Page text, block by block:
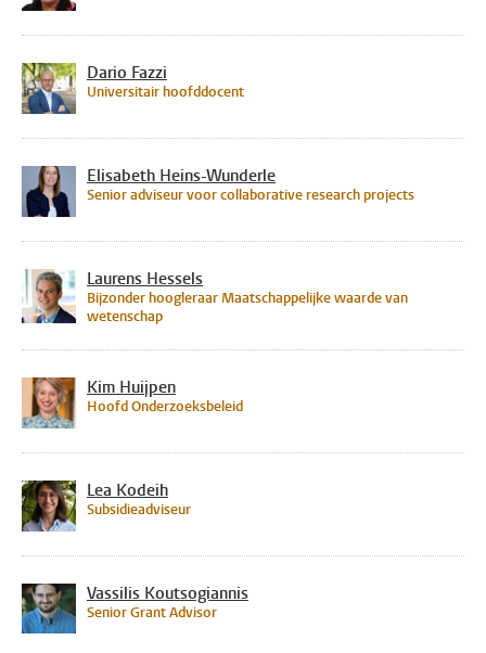
Dario Fazzi
Universitair hoofddocent
Elisabeth Heins-Wunderle
Senior adviseur voor collaborative research projects
Laurens Hessels
Bijzonder hoogleraar Maatschappelijke waarde van
wetenschap
Kim Huijpen
Hoofd Onderzoeksbeleid
Lea Kodeih
Subsidieadviseur
Vassilis Koutsogiannis
Senior Grant Advisor